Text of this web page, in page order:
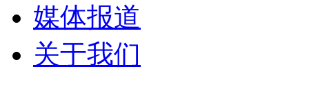
媒体报道
关于我们